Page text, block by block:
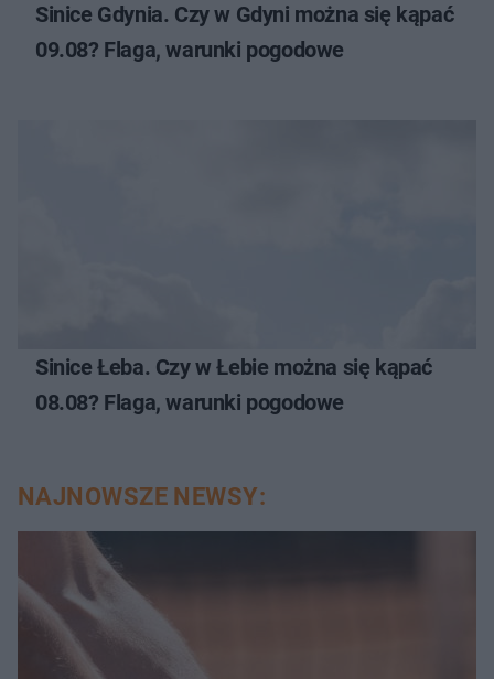
Sinice Gdynia. Czy w Gdyni można się kąpać
09.08? Flaga, warunki pogodowe
Sinice Łeba. Czy w Łebie można się kąpać
08.08? Flaga, warunki pogodowe
NAJNOWSZE NEWSY: